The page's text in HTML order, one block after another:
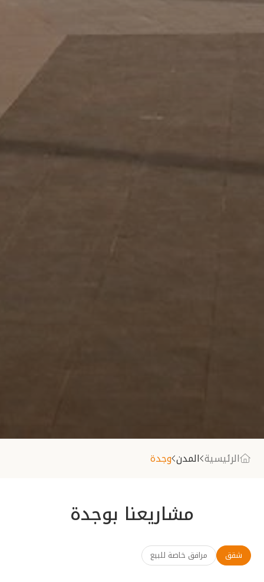
الرئيسية المدن وجدة
مشاريعنا بوجدة
شقق مرافق خاصة للبيع